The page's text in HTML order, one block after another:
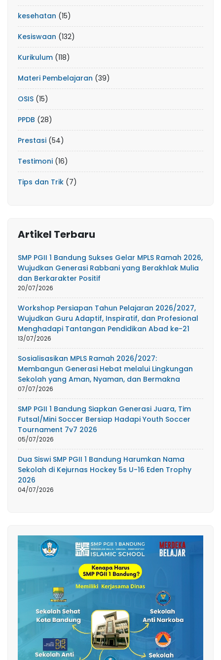
kesehatan (15)
Kesiswaan (132)
Kurikulum (118)
Materi Pembelajaran (39)
OSIS (15)
PPDB (28)
Prestasi (54)
Testimoni (16)
Tips dan Trik (7)
Artikel Terbaru
SMP PGII 1 Bandung Sukses Gelar MPLS Ramah 2026,
Wujudkan Generasi Rabbani yang Berakhlak Mulia
dan Berkarakter Positif
20/07/2026
Workshop Persiapan Tahun Pelajaran 2026/2027,
Wujudkan Guru Adaptif, Inspiratif, dan Profesional
Menghadapi Tantangan Pendidikan Abad ke-21
13/07/2026
Sosialisasikan MPLS Ramah 2026/2027:
Membangun Generasi Hebat melalui Lingkungan
Sekolah yang Aman, Nyaman, dan Bermakna
07/07/2026
SMP PGII 1 Bandung Siapkan Generasi Juara, Tim
Futsal/Mini Soccer Bersiap Hadapi Youth Soccer
Tournament 7v7 2026
05/07/2026
Dua Siswi SMP PGII 1 Bandung Harumkan Nama
Sekolah di Kejurnas Hockey 5s U-16 Eden Trophy
2026
04/07/2026